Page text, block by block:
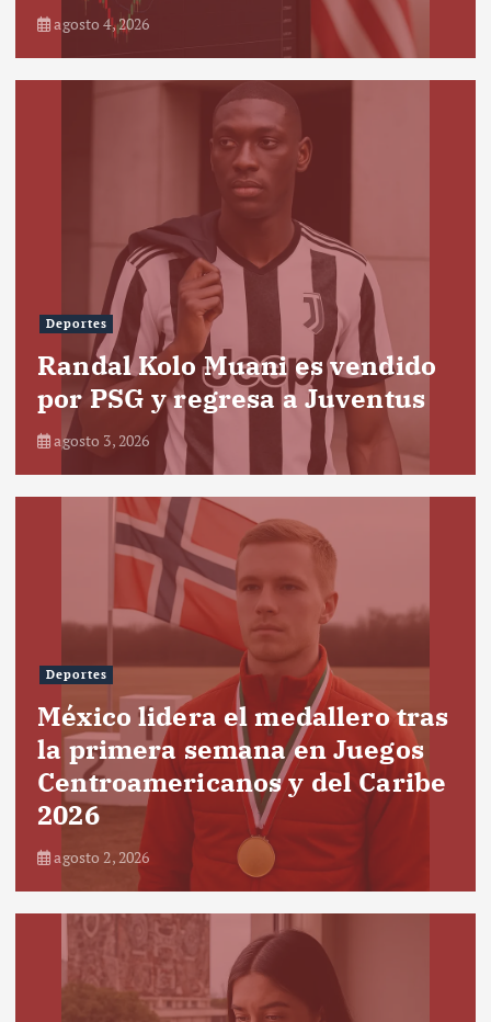
agosto 4, 2026
Deportes
Randal Kolo Muani es vendido
por PSG y regresa a Juventus
agosto 3, 2026
Deportes
México lidera el medallero tras
la primera semana en Juegos
Centroamericanos y del Caribe
2026
agosto 2, 2026